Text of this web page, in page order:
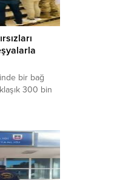
bir bağ
300 bin
cezaevine
Şanlıurfa İl
Meçhul